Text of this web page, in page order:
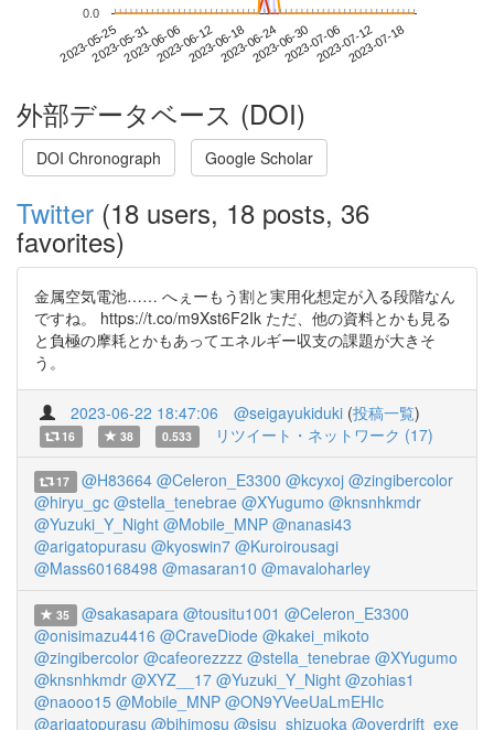
2023-05-252023-05-312023-06-062023-06-122023-06-182023-06-242023-06-302023-07-062023-07-122023-07-18
0.0
外部データベース (DOI)
DOI Chronograph Google Scholar
Twitter (18 users, 18 posts, 36
favorites)
金属空気電池…… へぇーもう割と実用化想定が入る段階なん
ですね。 https://t.co/m9Xst6F2Ik ただ、他の資料とかも見る
と負極の摩耗とかもあってエネルギー収支の課題が大きそ
う。
2023-06-22 18:47:06 @seigayukiduki (投稿一覧)
16 38 0.533 リツイート・ネットワーク (17)
17 @H83664 @Celeron_E3300 @kcyxoj @zingibercolor
@hiryu_gc @stella_tenebrae @XYugumo @knsnhkmdr
@Yuzuki_Y_Night @Mobile_MNP @nanasi43
@arigatopurasu @kyoswin7 @Kuroirousagi
@Mass60168498 @masaran10 @mavaloharley
35 @sakasapara @tousitu1001 @Celeron_E3300
@onisimazu4416 @CraveDiode @kakei_mikoto
@zingibercolor @cafeorezzzz @stella_tenebrae @XYugumo
@knsnhkmdr @XYZ__17 @Yuzuki_Y_Night @zohias1
@naooo15 @Mobile_MNP @ON9YVeeUaLmEHIc
@arigatopurasu @bihimosu @sisu_shizuoka @overdrift_exe